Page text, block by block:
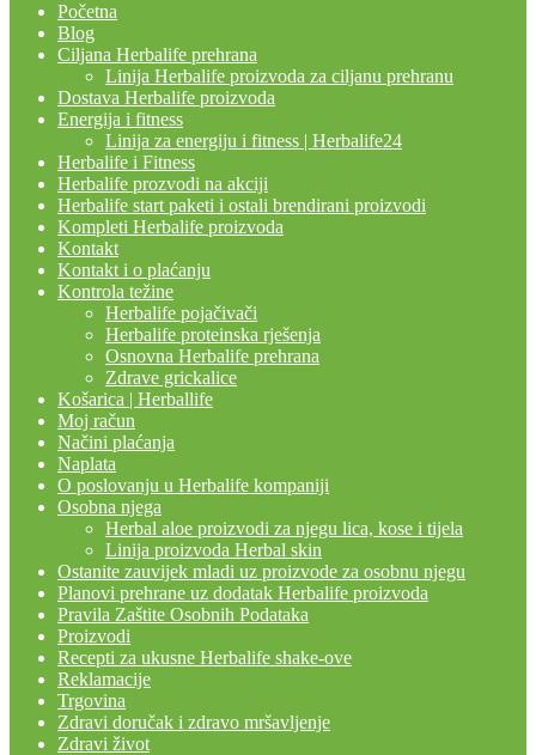
Početna
Blog
Ciljana Herbalife prehrana
Linija Herbalife proizvoda za ciljanu prehranu
Dostava Herbalife proizvoda
Energija i fitness
Linija za energiju i fitness | Herbalife24
Herbalife i Fitness
Herbalife prozvodi na akciji
Herbalife start paketi i ostali brendirani proizvodi
Kompleti Herbalife proizvoda
Kontakt
Kontakt i o plaćanju
Kontrola težine
Herbalife pojačivači
Herbalife proteinska rješenja
Osnovna Herbalife prehrana
Zdrave grickalice
Košarica | Herballife
Moj račun
Načini plaćanja
Naplata
O poslovanju u Herbalife kompaniji
Osobna njega
Herbal aloe proizvodi za njegu lica, kose i tijela
Linija proizvoda Herbal skin
Ostanite zauvijek mladi uz proizvode za osobnu njegu
Planovi prehrane uz dodatak Herbalife proizvoda
Pravila Zaštite Osobnih Podataka
Proizvodi
Recepti za ukusne Herbalife shake-ove
Reklamacije
Trgovina
Zdravi doručak i zdravo mršavljenje
Zdravi život